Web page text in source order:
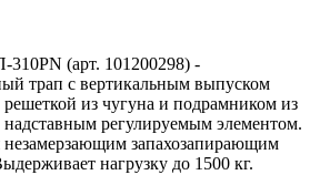
(арт. 101200298) -
трап с вертикальным выпуском
из чугуна и подрамником из
надставным регулируемым элементом.
незамерзающим запахозапирающим
нагрузку до 1500 кг.